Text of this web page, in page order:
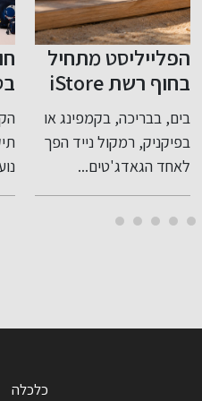
הפלייליסט מתחיל
בחוף רשת iStore
תמכור בישראל את
אחד הלהיטים
הגדולים של הקיץ,
בים
בים, בבריכה, בקמפינג או
בפיקניק, רמקול נייד הפך
לאחד הגאדג'טים...
כלכלה